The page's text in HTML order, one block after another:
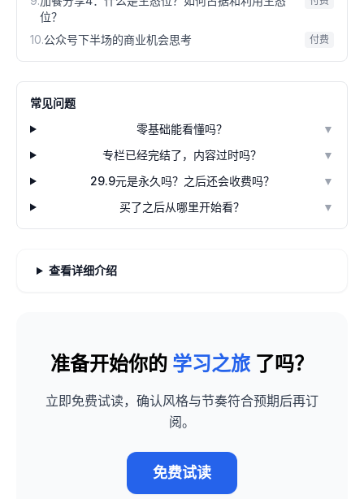
位？
10.公众号下半场的商业机会思考 付费
常见问题
零基础能看懂吗？
▼
专栏已经完结了，内容过时吗？
▼
29.9元是永久吗？之后还会收费吗？
▼
买了之后从哪里开始看？
▼
查看详细介绍
准备开始你的 学习之旅 了吗？
立即免费试读，确认风格与节奏符合预期后再订
阅。
免费试读